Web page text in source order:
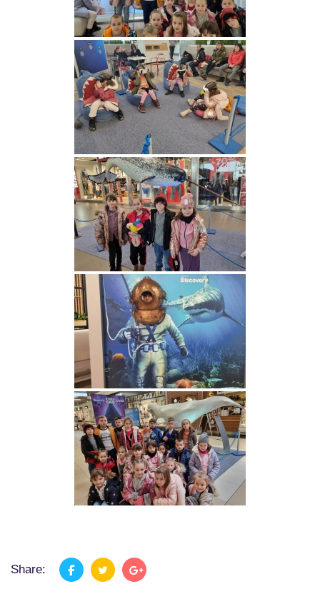
Share: